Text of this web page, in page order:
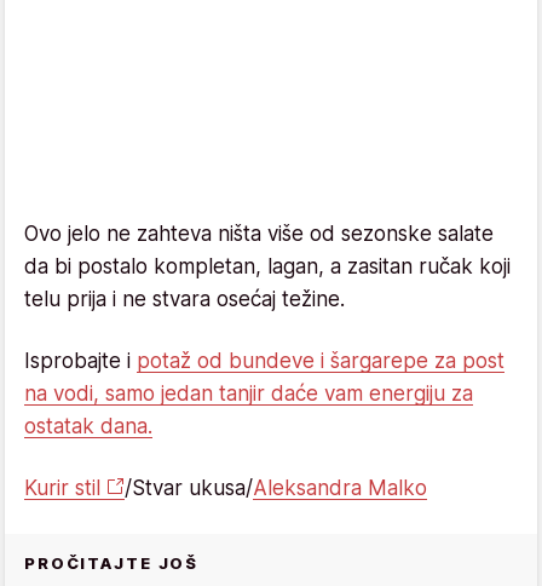
Ovo jelo ne zahteva ništa više od sezonske salate
da bi postalo kompletan, lagan, a zasitan ručak koji
telu prija i ne stvara osećaj težine.
Isprobajte i potaž od bundeve i šargarepe za post
na vodi, samo jedan tanjir daće vam energiju za
ostatak dana.
Kurir stil /Stvar ukusa/Aleksandra Malko
PROČITAJTE JOŠ